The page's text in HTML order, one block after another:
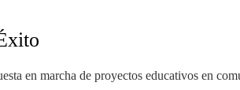
en marcha de proyectos educativos en